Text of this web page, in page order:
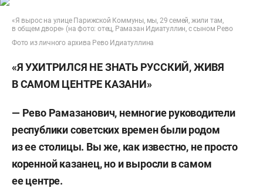
«Я вырос на улице Парижской Коммуны, мы, 29 семей, жили там,
в общем дворе» (на фото: отец, Рамазан Идиатуллин, с сыном Рево
Фото из личного архива Рево Идиатуллина
«Я УХИТРИЛСЯ НЕ ЗНАТЬ РУССКИЙ, ЖИВЯ
В САМОМ ЦЕНТРЕ КАЗАНИ»
— Рево Рамазанович, немногие руководители
республики советских времен были родом
из ее столицы. Вы же, как известно, не просто
коренной казанец, но и выросли в самом
ее центре.